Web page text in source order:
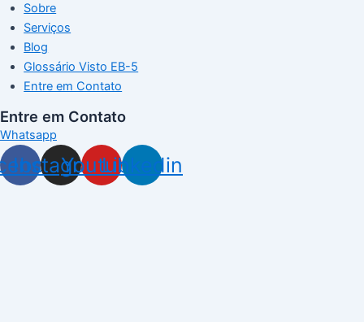
Sobre
Serviços
Blog
Glossário Visto EB-5
Entre em Contato
Entre em Contato
Whatsapp
Instagram
YoutubeLinkedin